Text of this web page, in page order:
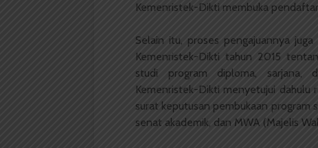
Kemenristek-Dikti membuka
Selain itu, proses pengajuannya
Kemenristek-Dikti tahun 2015
studi program diploma, sarjana,
Kemenristek-Dikti menyetujui dahulu
surat keputusan pembukaan program
senat akademik, dan MWA (Majelis